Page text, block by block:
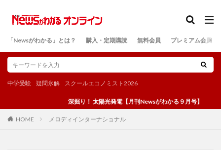
「Newsがわかる」とは？ 購入・定期購読 無料会員 プレミアム会員
中学受験 疑問氷解 スクールエコノミスト2026
深掘り！ 太陽光発電【月刊Newsがわかる９月号】
HOME メロディインターナショナル
検索